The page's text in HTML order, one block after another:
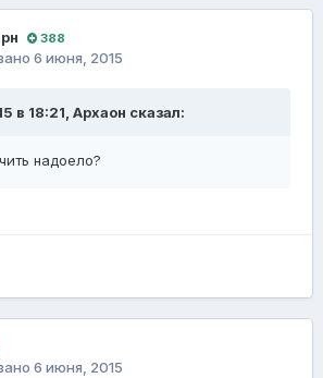
388
6 июня, 2015
в 18:21, Архаон сказал:
надоело?
6 июня, 2015